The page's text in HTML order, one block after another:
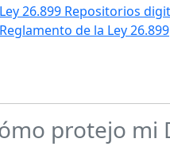
Ley 26.899 Repositorios
Reglamento de la Ley 26.899
protejo mi